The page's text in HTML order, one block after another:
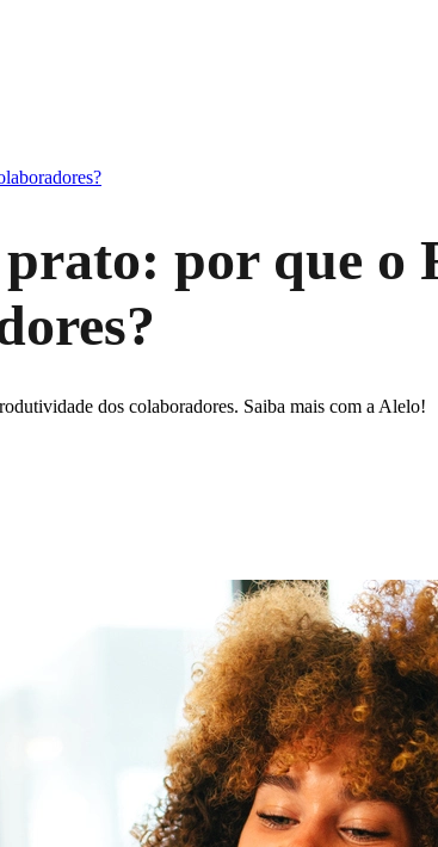
por que o
dos colaboradores. Saiba mais com a Alelo!